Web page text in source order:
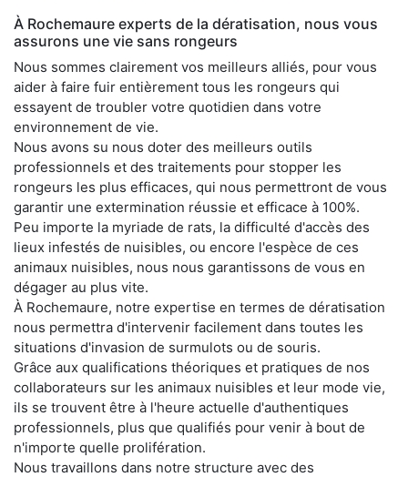
À Rochemaure experts de la dératisation, nous vous
assurons une vie sans rongeurs
Nous sommes clairement vos meilleurs alliés, pour vous
aider à faire fuir entièrement tous les rongeurs qui
essayent de troubler votre quotidien dans votre
environnement de vie.
Nous avons su nous doter des meilleurs outils
professionnels et des traitements pour stopper les
rongeurs les plus efficaces, qui nous permettront de vous
garantir une extermination réussie et efficace à 100%.
Peu importe la myriade de rats, la difficulté d'accès des
lieux infestés de nuisibles, ou encore l'espèce de ces
animaux nuisibles, nous nous garantissons de vous en
dégager au plus vite.
À Rochemaure, notre expertise en termes de dératisation
nous permettra d'intervenir facilement dans toutes les
situations d'invasion de surmulots ou de souris.
Grâce aux qualifications théoriques et pratiques de nos
collaborateurs sur les animaux nuisibles et leur mode vie,
ils se trouvent être à l'heure actuelle d'authentiques
professionnels, plus que qualifiés pour venir à bout de
n'importe quelle prolifération.
Nous travaillons dans notre structure avec des